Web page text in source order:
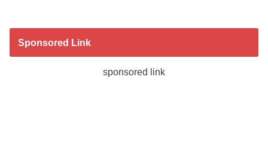
Sponsored Link
sponsored link